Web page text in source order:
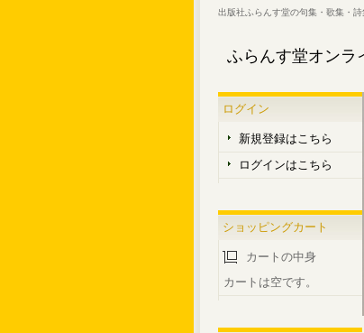
出版社ふらんす堂の句集・歌集・
ふらんす堂オンラ
ログイン
新規登録はこちら
ログインはこちら
ショッピングカート
カートの中身
カートは空です。